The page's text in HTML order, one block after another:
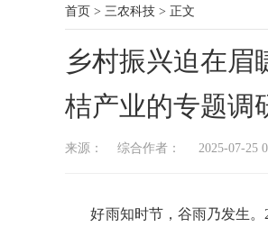
首页 > 三农科技 > 正文
乡村振兴迫在
桔产业的专题调
来源： 综合作者： 2025-07-25
好雨知时节，谷雨乃发生。